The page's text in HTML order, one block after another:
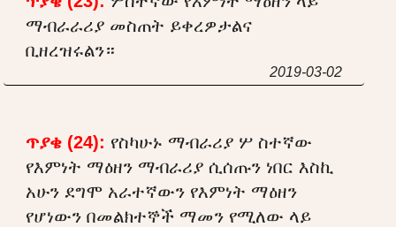
ማብራራሪያ መስጠት ይቀረዎታልና
ቢዘረዝሩልን።
2019-03-02
ጥያቄ (24): የስካሁኑ ማብራሪያ ሦ ስተኛው
የእምነት ማዕዘን ማብራሪያ ሲሰጡን ነበር እስኪ
አሁን ደግሞ አራተኛውን የእምነት ማዕዘን
የሆነውን በመልክተኞች ማመን የሚለው ላይ